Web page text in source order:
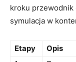
kroku przewodnik
symulacja w
Etapy
Opis